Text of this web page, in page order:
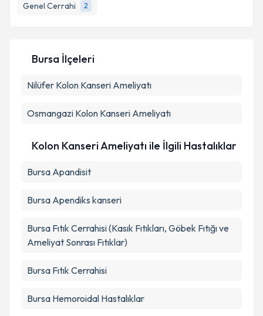
Genel Cerrahi
2
Bursa İlçeleri
Nilüfer Kolon Kanseri Ameliyatı
Osmangazi Kolon Kanseri Ameliyatı
Kolon Kanseri Ameliyatı ile İlgili Hastalıklar
Bursa Apandisit
Bursa Apendiks kanseri
Bursa Fıtık Cerrahisi (Kasık Fıtıkları, Göbek Fıtığı ve
Ameliyat Sonrası Fıtıklar)
Bursa Fıtık Cerrahisi
Bursa Hemoroidal Hastalıklar